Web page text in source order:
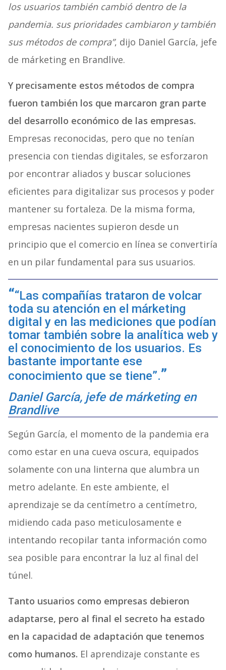
los usuarios también cambió dentro de la
pandemia. sus prioridades cambiaron y también
sus métodos de compra”, dijo Daniel García, jefe
de márketing en Brandlive.
Y precisamente estos métodos de compra
fueron también los que marcaron gran parte
del desarrollo económico de las empresas.
Empresas reconocidas, pero que no tenían
presencia con tiendas digitales, se esforzaron
por encontrar aliados y buscar soluciones
eficientes para digitalizar sus procesos y poder
mantener su fortaleza. De la misma forma,
empresas nacientes supieron desde un
principio que el comercio en línea se convertiría
en un pilar fundamental para sus usuarios.
“Las compañías trataron de volcar
toda su atención en el márketing
digital y en las mediciones que podían
tomar también sobre la analítica web y
el conocimiento de los usuarios. Es
bastante importante ese
conocimiento que se tiene”.
Daniel García, jefe de márketing en
Brandlive
Según García, el momento de la pandemia era
como estar en una cueva oscura, equipados
solamente con una linterna que alumbra un
metro adelante. En este ambiente, el
aprendizaje se da centímetro a centímetro,
midiendo cada paso meticulosamente e
intentando recopilar tanta información como
sea posible para encontrar la luz al final del
túnel.
Tanto usuarios como empresas debieron
adaptarse, pero al final el secreto ha estado
en la capacidad de adaptación que tenemos
como humanos. El aprendizaje constante es